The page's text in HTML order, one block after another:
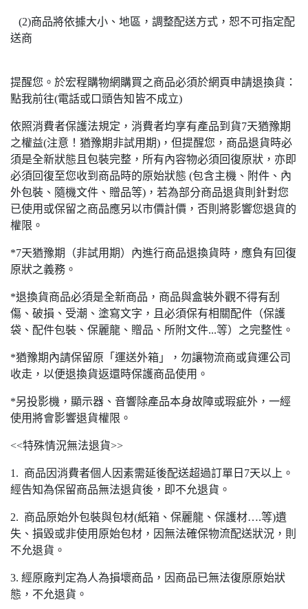
(2)商品將依據大小、地區，調整配送方式，恕不可指定配
送商
提醒您。於宏程購物網購買之商品必須於網頁申請退換貨：
點我前往(電話或口頭告知皆不成立)
依照消費者保護法規定，消費者均享有產品到貨7天猶豫期
之權益(注意！猶豫期非試用期)，但提醒您，商品退貨時必
須是全新狀態且包裝完整，所有內容物必須回復原狀，亦即
必須回復至您收到商品時的原始狀態 (包含主機、附件、內
外包裝、隨機文件、贈品等)，若為部分商品退貨則針對您
已使用或保留之商品應另以市價計價，否則將影響您退貨的
權限。
*7天猶豫期（非試用期）內進行商品退換貨時，應負有回復
原狀之義務。
*退換貨商品必須是全新商品，商品與盒裝外觀不得有刮
傷、破損、受潮、塗寫文字，且必須保有相關配件（保護
袋、配件包裝、保麗龍、贈品、所附文件...等）之完整性。
*猶豫期內請保留原「運送外箱」，勿讓物流商或貨運公司
收走，以便退換貨返還時保護商品使用。
*另投影機，顯示器、音響除產品本身故障或瑕疵外，一經
使用將會影響退貨權限。
<<特殊情況無法退貨>>
1. 商品因消費者個人因素需延後配送超過訂單日7天以上。
經告知為保留商品無法退貨後，即不允退貨。
2. 商品原始外包裝與包材(紙箱、保麗龍、保護材….等)遺
失、損毀或非使用原始包材，因無法確保物流配送狀況，則
不允退貨。
3. 經原廠判定為人為損壞商品，因商品已無法復原原始狀
態，不允退貨。